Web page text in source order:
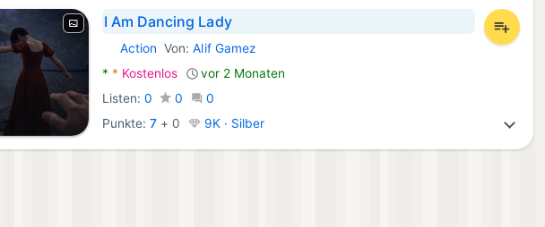
I Am Dancing Lady
Android Spiele:
Action Von:Alif Gamez
* * Kostenlos
vor 2 Monaten
Listen:0 0
0
Punkte:7 + 0 9K · Silber